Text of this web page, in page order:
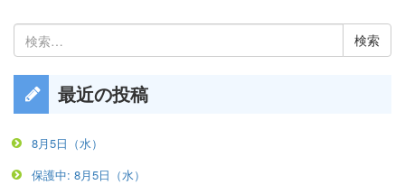
検
索:
最近の投稿
8月5日（水）
保護中: 8月5日（水）